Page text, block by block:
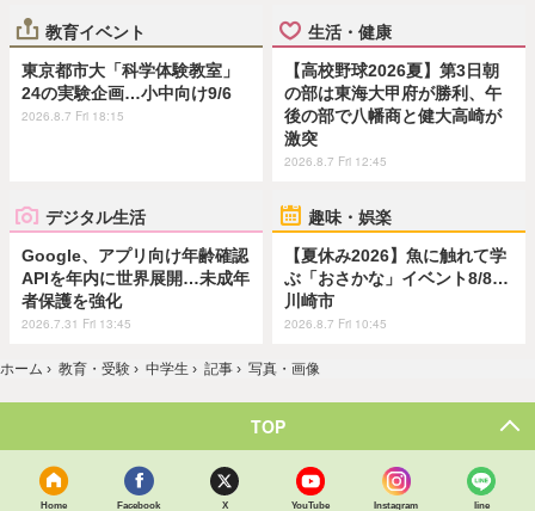
教育イベント
東京都市大「科学体験教室」
24の実験企画…小中向け9/6
2026.8.7 Fri 18:15
生活・健康
【高校野球2026夏】第3日朝
の部は東海大甲府が勝利、午
後の部で八幡商と健大高崎が
激突
2026.8.7 Fri 12:45
デジタル生活
Google、アプリ向け年齢確認
APIを年内に世界展開…未成年
者保護を強化
2026.7.31 Fri 13:45
趣味・娯楽
【夏休み2026】魚に触れて学
ぶ「おさかな」イベント8/8…
川崎市
2026.8.7 Fri 10:45
ホーム › 教育・受験 › 中学生 › 記事 › 写真・画像
TOP
Home Facebook X YouTube Instagram line